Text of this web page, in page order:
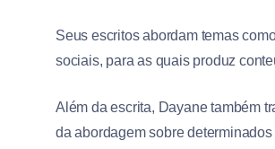
Seus escritos abordam temas
sociais, para as quais produz
Além da escrita, Dayane também
da abordagem sobre